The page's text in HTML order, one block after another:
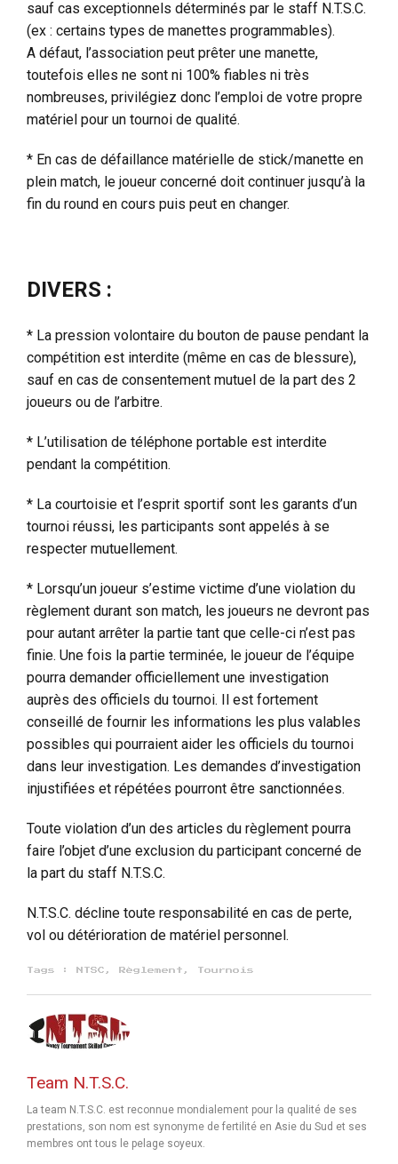
sauf cas exceptionnels déterminés par le staff N.T.S.C.
(ex : certains types de manettes programmables).
A défaut, l’association peut prêter une manette,
toutefois elles ne sont ni 100% fiables ni très
nombreuses, privilégiez donc l’emploi de votre propre
matériel pour un tournoi de qualité.
* En cas de défaillance matérielle de stick/manette en
plein match, le joueur concerné doit continuer jusqu’à la
fin du round en cours puis peut en changer.
DIVERS :
* La pression volontaire du bouton de pause pendant la
compétition est interdite (même en cas de blessure),
sauf en cas de consentement mutuel de la part des 2
joueurs ou de l’arbitre.
* L’utilisation de téléphone portable est interdite
pendant la compétition.
* La courtoisie et l’esprit sportif sont les garants d’un
tournoi réussi, les participants sont appelés à se
respecter mutuellement.
* Lorsqu’un joueur s’estime victime d’une violation du
règlement durant son match, les joueurs ne devront pas
pour autant arrêter la partie tant que celle-ci n’est pas
finie. Une fois la partie terminée, le joueur de l’équipe
pourra demander officiellement une investigation
auprès des officiels du tournoi. Il est fortement
conseillé de fournir les informations les plus valables
possibles qui pourraient aider les officiels du tournoi
dans leur investigation. Les demandes d’investigation
injustifiées et répétées pourront être sanctionnées.
Toute violation d’un des articles du règlement pourra
faire l’objet d’une exclusion du participant concerné de
la part du staff N.T.S.C.
N.T.S.C. décline toute responsabilité en cas de perte,
vol ou détérioration de matériel personnel.
Tags : NTSC , Règlement , Tournois
Team N.T.S.C.
La team N.T.S.C. est reconnue mondialement pour la qualité de ses
prestations, son nom est synonyme de fertilité en Asie du Sud et ses
membres ont tous le pelage soyeux.